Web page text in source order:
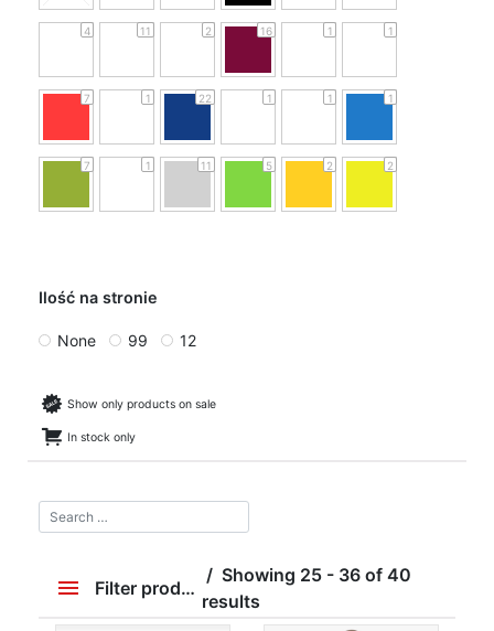
4 11 2 16 1 1
7 1 22 1 1 1
7 1 11 5 2 2
Ilość na stronie
None 99 12
Show only products on sale
In stock only
Filter products
Showing 25 - 36 of 40
results